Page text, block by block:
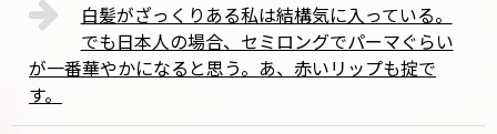
白髪がざっくりある私は結構気に入っている。
でも日本人の場合、セミロングでパーマぐらい
が一番華やかになると思う。あ、赤いリップも掟で
す。